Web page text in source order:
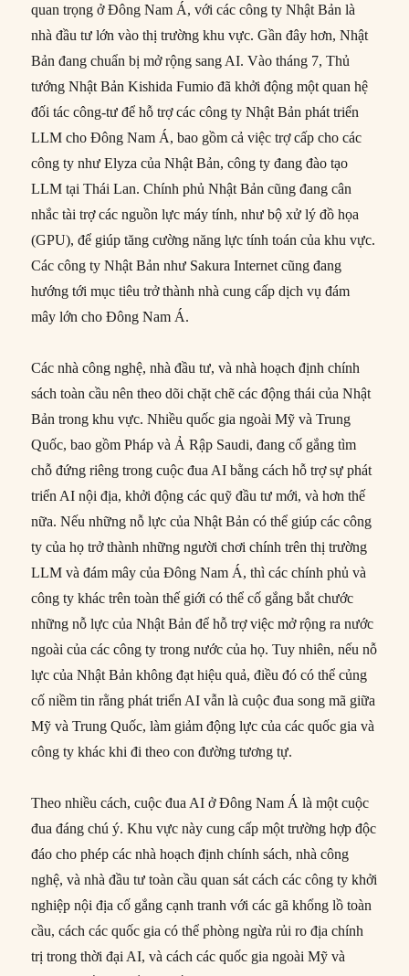
quan trọng ở Đông Nam Á, với các công ty Nhật Bản là
nhà đầu tư lớn vào thị trường khu vực. Gần đây hơn, Nhật
Bản đang chuẩn bị mở rộng sang AI. Vào tháng 7, Thủ
tướng Nhật Bản Kishida Fumio đã khởi động một quan hệ
đối tác công-tư để hỗ trợ các công ty Nhật Bản phát triển
LLM cho Đông Nam Á, bao gồm cả việc trợ cấp cho các
công ty như Elyza của Nhật Bản, công ty đang đào tạo
LLM tại Thái Lan. Chính phủ Nhật Bản cũng đang cân
nhắc tài trợ các nguồn lực máy tính, như bộ xử lý đồ họa
(GPU), để giúp tăng cường năng lực tính toán của khu vực.
Các công ty Nhật Bản như Sakura Internet cũng đang
hướng tới mục tiêu trở thành nhà cung cấp dịch vụ đám
mây lớn cho Đông Nam Á.
Các nhà công nghệ, nhà đầu tư, và nhà hoạch định chính
sách toàn cầu nên theo dõi chặt chẽ các động thái của Nhật
Bản trong khu vực. Nhiều quốc gia ngoài Mỹ và Trung
Quốc, bao gồm Pháp và Ả Rập Saudi, đang cố gắng tìm
chỗ đứng riêng trong cuộc đua AI bằng cách hỗ trợ sự phát
triển AI nội địa, khởi động các quỹ đầu tư mới, và hơn thế
nữa. Nếu những nỗ lực của Nhật Bản có thể giúp các công
ty của họ trở thành những người chơi chính trên thị trường
LLM và đám mây của Đông Nam Á, thì các chính phủ và
công ty khác trên toàn thế giới có thể cố gắng bắt chước
những nỗ lực của Nhật Bản để hỗ trợ việc mở rộng ra nước
ngoài của các công ty trong nước của họ. Tuy nhiên, nếu nỗ
lực của Nhật Bản không đạt hiệu quả, điều đó có thể củng
cố niềm tin rằng phát triển AI vẫn là cuộc đua song mã giữa
Mỹ và Trung Quốc, làm giảm động lực của các quốc gia và
công ty khác khi đi theo con đường tương tự.
Theo nhiều cách, cuộc đua AI ở Đông Nam Á là một cuộc
đua đáng chú ý. Khu vực này cung cấp một trường hợp độc
đáo cho phép các nhà hoạch định chính sách, nhà công
nghệ, và nhà đầu tư toàn cầu quan sát cách các công ty khởi
nghiệp nội địa cố gắng cạnh tranh với các gã khổng lồ toàn
cầu, cách các quốc gia có thể phòng ngừa rủi ro địa chính
trị trong thời đại AI, và cách các quốc gia ngoài Mỹ và